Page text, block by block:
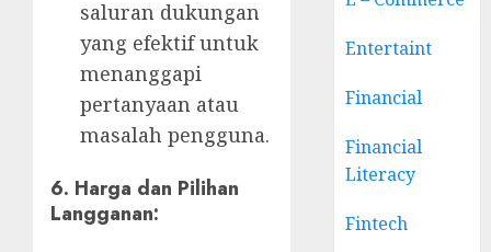
saluran dukungan
yang efektif untuk
menanggapi
pertanyaan atau
masalah pengguna.
6. Harga dan Pilihan
Langganan:
Entertaint
Financial
Financial
Literacy
Fintech